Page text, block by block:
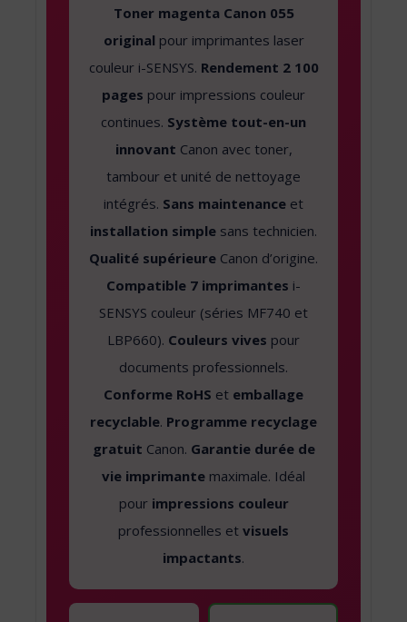
Toner magenta Canon 055
original pour imprimantes laser
couleur i-SENSYS. Rendement 2 100
pages pour impressions couleur
continues. Système tout-en-un
innovant Canon avec toner,
tambour et unité de nettoyage
intégrés. Sans maintenance et
installation simple sans technicien.
Qualité supérieure Canon d’origine.
Compatible 7 imprimantes i-
SENSYS couleur (séries MF740 et
LBP660). Couleurs vives pour
documents professionnels.
Conforme RoHS et emballage
recyclable. Programme recyclage
gratuit Canon. Garantie durée de
vie imprimante maximale. Idéal
pour impressions couleur
professionnelles et visuels
impactants.